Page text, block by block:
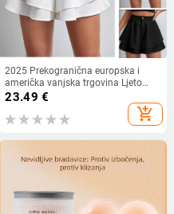
2025 Prekogranična europska i
američka vanjska trgovina Ljeto
Novi stil Ženske visoke struka
Dvoslojne labave modne ležerne
mikro hlače u jednoj boji
23.49 €
add_shopping_cart